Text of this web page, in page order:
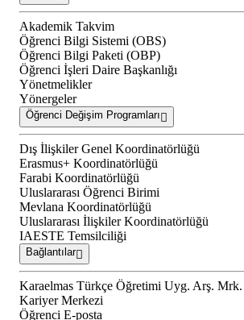
Akademik Takvim
Öğrenci Bilgi Sistemi (OBS)
Öğrenci Bilgi Paketi (OBP)
Öğrenci İşleri Daire Başkanlığı
Yönetmelikler
Yönergeler
Öğrenci Değişim Programları
Dış İlişkiler Genel Koordinatörlüğü
Erasmus+ Koordinatörlüğü
Farabi Koordinatörlüğü
Uluslararası Öğrenci Birimi
Mevlana Koordinatörlüğü
Uluslararası İlişkiler Koordinatörlüğü
IAESTE Temsilciliği
Bağlantılar
Karaelmas Türkçe Öğretimi Uyg. Arş. Mrk.
Kariyer Merkezi
Öğrenci E-posta